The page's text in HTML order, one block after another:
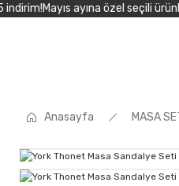
Mayıs ayına özel seçili
Anasayfa MASA